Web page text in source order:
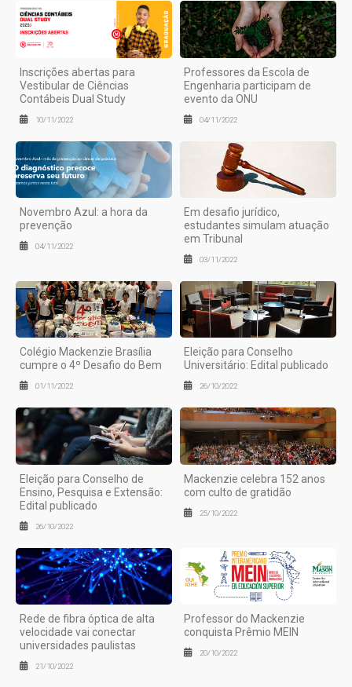
Inscrições abertas para
Vestibular de Ciências
Contábeis Dual Study
10/11/2022
Professores da Escola de
Engenharia participam de
evento da ONU
04/11/2022
Novembro Azul: a hora da
prevenção
04/11/2022
Em desafio jurídico,
estudantes simulam atuação
em Tribunal
03/11/2022
Colégio Mackenzie Brasília
cumpre o 4º Desafio do Bem
01/11/2022
Eleição para Conselho
Universitário: Edital publicado
26/10/2022
Eleição para Conselho de
Ensino, Pesquisa e Extensão:
Edital publicado
26/10/2022
Mackenzie celebra 152 anos
com culto de gratidão
25/10/2022
Rede de fibra óptica de alta
velocidade vai conectar
universidades paulistas
21/10/2022
Professor do Mackenzie
conquista Prêmio MEIN
20/10/2022